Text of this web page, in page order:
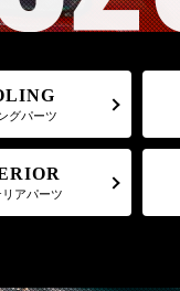
グパーツ
アパーツ